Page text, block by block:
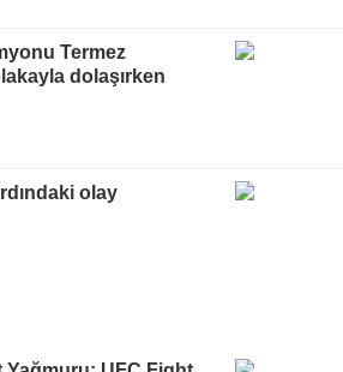
Termez
dolaşırken
olay